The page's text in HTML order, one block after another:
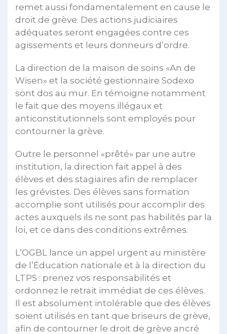
remet aussi fondamentalement en cause le
droit de grève. Des actions judiciaires
adéquates seront engagées contre ces
agissements et leurs donneurs d’ordre.
La direction de la maison de soins «An de
Wisen» et la société gestionnaire Sodexo
sont dos au mur. En témoigne notamment
le fait que des moyens illégaux et
anticonstitutionnels sont employés pour
contourner la grève.
Outre le personnel «prêté» par une autre
institution, la direction fait appel à des
élèves et des stagiaires afin de remplacer
les grévistes. Des élèves sans formation
accomplie sont utilisés pour accomplir des
actes auxquels ils ne sont pas habilités par la
loi, et ce dans des conditions extrêmes.
L’OGBL lance un appel urgent au ministère
de l’Éducation nationale et à la direction du
LTPS : prenez vos responsabilités et
ordonnez le retrait immédiat de ces élèves.
Il est absolument intolérable que des élèves
soient utilisés en tant que briseurs de grève,
afin de contourner le droit de grève ancré